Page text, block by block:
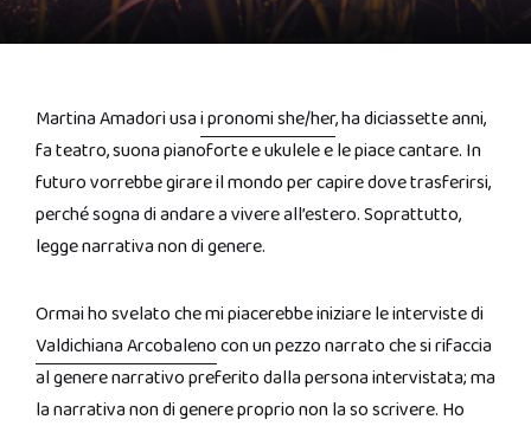
Martina Amadori usai pronomi she/her, ha diciassette anni,
fa teatro, suona pianoforte e ukulele e le piace cantare. In
futuro vorrebbe girare il mondo per capire dove trasferirsi,
perché sogna di andare a vivere all’estero. Soprattutto,
legge narrativa non di genere.
Ormai ho svelato che mi piacerebbe iniziare le interviste di
Valdichiana Arcobalenocon un pezzo narrato che si rifaccia
al genere narrativo preferito dalla persona intervistata; ma
la narrativa non di genere proprio non la so scrivere. Ho